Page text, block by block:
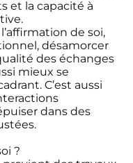
et la capacité à
de soi,
désamorcer
des échanges
mieux se
C’est aussi
dans des
?